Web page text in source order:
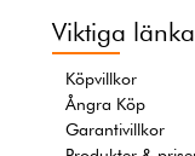
Viktiga
Köpvillkor
Ångra Köp
Garantivillkor